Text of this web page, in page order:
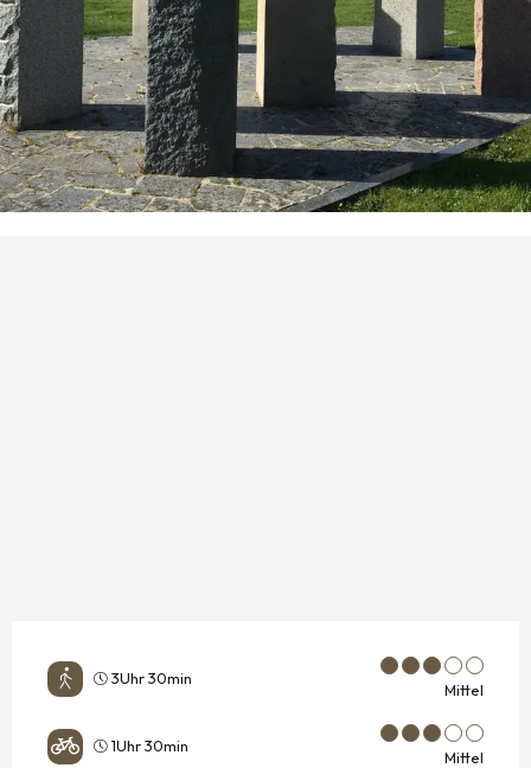
3Uhr 30min
Mittel
1Uhr 30min
Mittel